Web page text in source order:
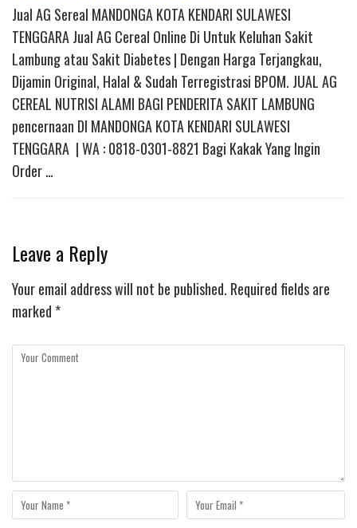
Jual AG Sereal MANDONGA KOTA KENDARI SULAWESI
TENGGARA Jual AG Cereal Online Di Untuk Keluhan Sakit
Lambung atau Sakit Diabetes | Dengan Harga Terjangkau,
Dijamin Original, Halal & Sudah Terregistrasi BPOM. JUAL AG
CEREAL NUTRISI ALAMI BAGI PENDERITA SAKIT LAMBUNG
pencernaan DI MANDONGA KOTA KENDARI SULAWESI
TENGGARA | WA : 0818-0301-8821 Bagi Kakak Yang Ingin
Order …
Leave a Reply
Your email address will not be published. Required fields are
marked *